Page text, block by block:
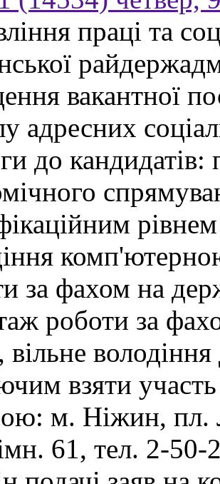
праці та
вакантної
адресних
до кандидатів:
за фахом на
роботи за
вільне
взяти участь
м. Ніжин, пл.
61, тел. 2-50-